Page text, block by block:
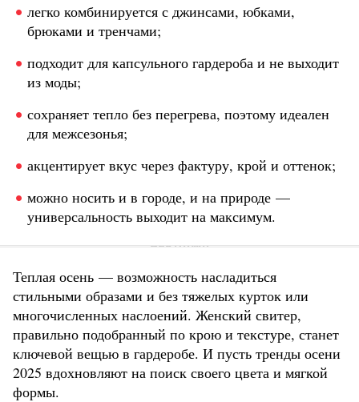
легко комбинируется с джинсами, юбками,
брюками и тренчами;
подходит для капсульного гардероба и не выходит
из моды;
сохраняет тепло без перегрева, поэтому идеален
для межсезонья;
акцентирует вкус через фактуру, крой и оттенок;
можно носить и в городе, и на природе —
универсальность выходит на максимум.
Теплая осень — возможность насладиться
стильными образами и без тяжелых курток или
многочисленных наслоений. Женский свитер,
правильно подобранный по крою и текстуре, станет
ключевой вещью в гардеробе. И пусть тренды осени
2025 вдохновляют на поиск своего цвета и мягкой
формы.